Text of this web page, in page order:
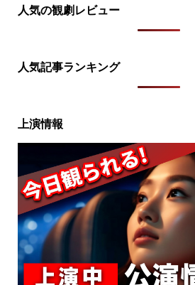
人気の観劇レビュー
人気記事ランキング
上演情報